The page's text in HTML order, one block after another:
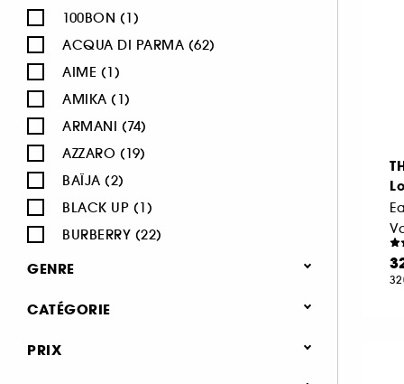
100BON (1)
ACQUA DI PARMA (62)
AIME (1)
AMIKA (1)
ARMANI (74)
AZZARO (19)
BAÏJA (2)
BLACK UP (1)
BURBERRY (22)
BVLGARI (12)
CACHAREL (24)
GENRE
Femme (1379)
Mixte (494)
CATÉGORIE
Parfum
PRIX